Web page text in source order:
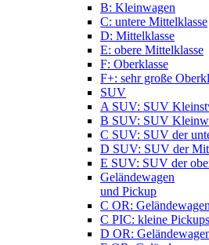
B: Kleinwagen
C: untere Mittelklasse
D: Mittelklasse
E: obere Mittelklasse
F: Oberklasse
F+: sehr große
SUV
A SUV: SUV
B SUV: SUV
C SUV: SUV der
D SUV: SUV der
E SUV: SUV der
Geländewagen
und Pickup
C OR:
C PIC: kleine Pickups
D OR: